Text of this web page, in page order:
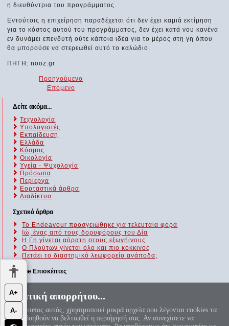
η διευθύντρια του προγράμματος.
Εντούτοις η επιχείρηση παραδέχεται ότι δεν έχει καμιά εκτίμηση
για το κόστος αυτού του προγράμματος, δεν έχει κατά νου κανένα
εν δυνάμει επενδυτή ούτε κάποια ιδέα για το μέρος στη γη όπου
θα μπορούσε να στερεωθεί αυτό το καλώδιο.
ΠΗΓΗ: nooz.gr
Προηγούμενο
Επόμενο
Δείτε ακόμα...
Τεχνολογία
Υπολογιστές
Εκπαίδευση
Ελλάδα
Κόσμος
Οικολογία
Υγεία - Ψυχολογία
Πρόσωπα
Περίεργα
Εορταστικά άρθρα
Διαδίκτυο
Σχετικά άρθρα
To Endeavour προσγειώθηκε για τελευταία φορά
Ιώ, ένας από τους δορυφόρους του Δία
Η Γη γίνεται αόρατη στους εξωγήινους
Ο Πλούτων γίνεται όλο και πιο κόκκινος
Πετάει το διαστημικό λεωφορείο ανάποδα;
Online Επισκέπτες
Αυτήν τη στιγμή επισκέπτονται τον ιστότοπό μας 223 guests και
κανένα μέλος
«Αεί ο Θεός ο Μέγας γεωμετρεί, το κύκλου μήκος ίνα
ορίση διαμέτρω, παρήγαγεν αριθμόν απέραντον, καί όν,
Πολιτική απορρήτου...
Ο ιστότοπος αυτός, χρησιμοποιεί μικρά αρχεία που λέγονται cookies τα
οποία βοηθούν να βελτιωθεί η περιήγησή σας. Αν συνεχίσετε να
Α+
Α-